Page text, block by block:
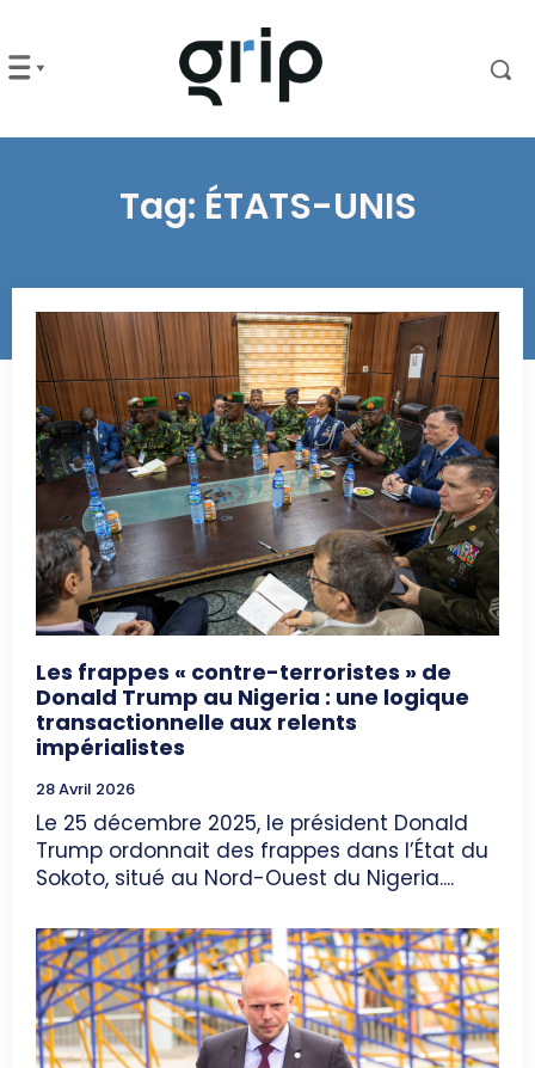
Tag: ÉTATS-UNIS
Les frappes « contre-terroristes » de
Donald Trump au Nigeria : une logique
transactionnelle aux relents
impérialistes
28 Avril 2026
Le 25 décembre 2025, le président Donald
Trump ordonnait des frappes dans l’État du
Sokoto, situé au Nord-Ouest du Nigeria....